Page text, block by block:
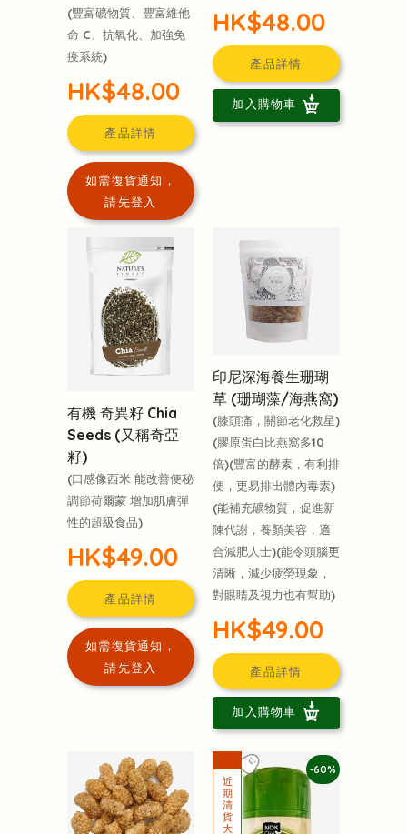
(豐富礦物質、豐富維他
命 C、抗氧化、加強免
疫系統)
HK$48.00
產品詳情
如需復貨通知，
請先登入
HK$48.00
產品詳情
加入購物車
有機 奇異籽 Chia
Seeds (又稱奇亞
籽)
(口感像西米 能改善便秘
調節荷爾蒙 增加肌膚彈
性的超級食品)
HK$49.00
產品詳情
如需復貨通知，
請先登入
印尼深海養生珊瑚
草 (珊瑚藻/海燕窩)
(膝頭痛，關節老化救星)
(膠原蛋白比燕窩多10
倍)(豐富的酵素，有利排
便，更易排出體內毒素)
(能補充礦物質，促進新
陳代謝，養顏美容，適
合減肥人士)(能令頭腦更
清晰，減少疲勞現象，
對眼睛及視力也有幫助)
HK$49.00
產品詳情
加入購物車
-60%